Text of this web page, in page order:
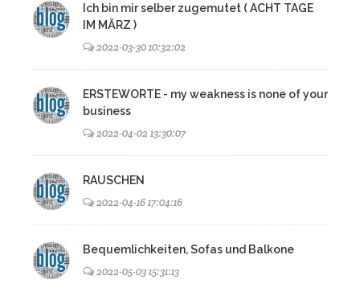
Ich bin mir selber zugemutet ( ACHT TAGE
IM MÄRZ )
2022-03-30 10:32:02
ERSTEWORTE - my weakness is none of your
business
2022-04-02 13:30:07
RAUSCHEN
2022-04-16 17:04:16
Bequemlichkeiten, Sofas und Balkone
2022-05-03 15:31:13